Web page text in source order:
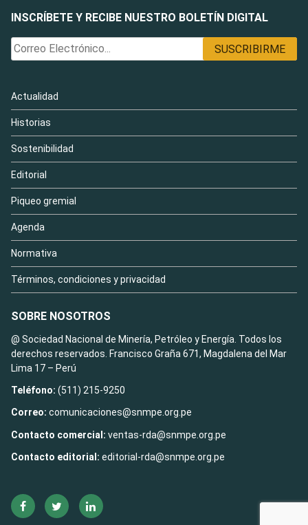
INSCRÍBETE Y RECIBE NUESTRO BOLETÍN DIGITAL
Actualidad
Historias
Sostenibilidad
Editorial
Piqueo gremial
Agenda
Normativa
Términos, condiciones y privacidad
SOBRE NOSOTROS
@ Sociedad Nacional de Minería, Petróleo y Energía. Todos los
derechos reservados. Francisco Graña 671, Magdalena del Mar
Lima 17 – Perú
Teléfono: (511) 215-9250
Correo: comunicaciones@snmpe.org.pe
Contacto comercial: ventas-rda@snmpe.org.pe
Contacto editorial: editorial-rda@snmpe.org.pe